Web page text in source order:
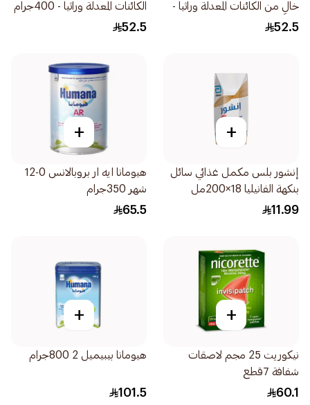
خالٍ من الكائنات المعدلة وراثياً -
400جرام
52.5
الكائنات المعدلة وراثياً - 400جرام
52.5
+
إنشور بلس مكمل غذائي سائل
بنكهة الفانيليا 18×200مل
11.99
+
هيومانا ايه ار بروبالانس 0-12
شهر 350جرام
65.5
+
نيكوريت 25 مجم لاصقات
شفافة 7قطع
60.1
+
هيومانا بيبيميل 2 800جرام
101.5